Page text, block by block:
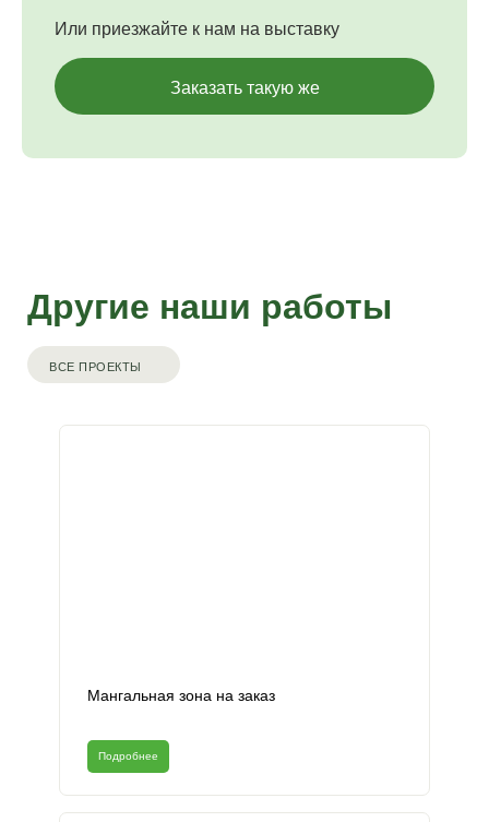
Или приезжайте к нам на выставку
Заказать такую же
Другие наши работы
ВСЕ ПРОЕКТЫ
Мангальная зона на заказ
Подробнее